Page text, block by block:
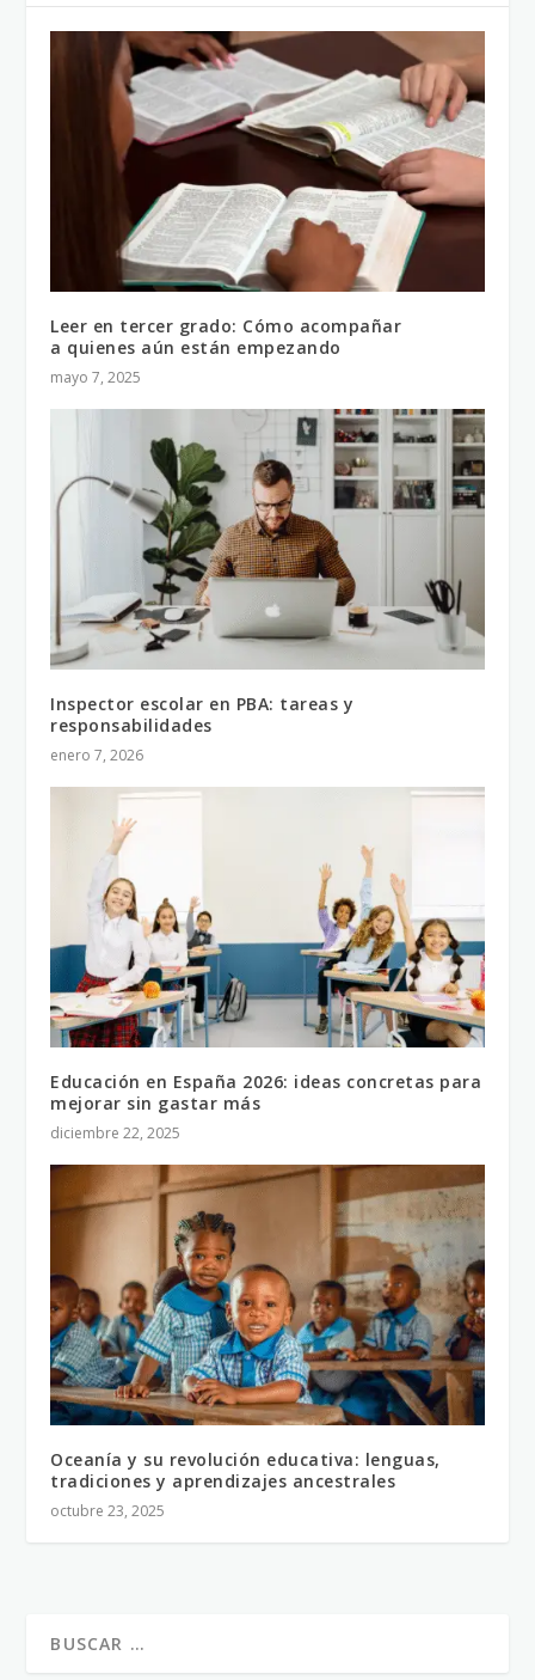
Leer en tercer grado: Cómo acompañar
a quienes aún están empezando
mayo 7, 2025
Inspector escolar en PBA: tareas y
responsabilidades
enero 7, 2026
Educación en España 2026: ideas concretas para
mejorar sin gastar más
diciembre 22, 2025
Oceanía y su revolución educativa: lenguas,
tradiciones y aprendizajes ancestrales
octubre 23, 2025